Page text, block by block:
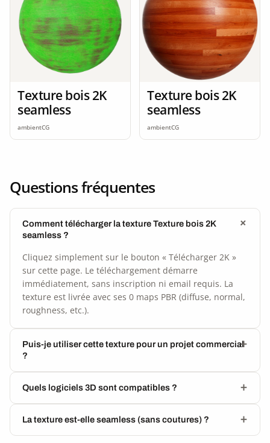
Texture bois 2K
seamless
ambientCG
Texture bois 2K
seamless
ambientCG
Questions fréquentes
Comment télécharger la texture Texture bois 2K
seamless ?
Cliquez simplement sur le bouton « Télécharger 2K »
sur cette page. Le téléchargement démarre
immédiatement, sans inscription ni email requis. La
texture est livrée avec ses 0 maps PBR (diffuse, normal,
roughness, etc.).
Puis-je utiliser cette texture pour un projet commercial
?
Quels logiciels 3D sont compatibles ?
La texture est-elle seamless (sans coutures) ?